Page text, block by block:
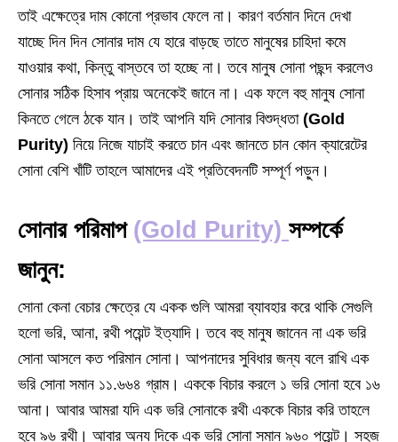
তাই এক্ষেত্রে দাম কোনো প্রভাব ফেলে না। কারণ বর্তমান দিনে দেখা
যাচ্ছে দিন দিন সোনার দাম যে হারে বাড়ছে তাতে মানুষের চাহিদা কমে
যাওয়ার কথা, কিন্তু বাস্তবে তা হচ্ছে না। তবে মানুষ সোনা পছন্দ করলেও
সোনার সঠিক হিসাব প্রায় অনেকেই জানে না। এক ফলে বহু মানুষ সোনা
কিনতে গেলে ঠকে যান। তাই আপনি যদি সোনার বিশুদ্ধতা (Gold
Purity) নিয়ে নিজে যাচাই করতে চান এবং জানতে চান কোন ক্যারেটের
সোনা বেশি খাঁটি তাহলে আমাদের এই প্রতিবেদনটি সম্পূর্ণ পড়ুন।
সোনার পরিমাপ (Gold Purity) সম্পর্কে
জানুন:
সোনা কেনা বেচার ক্ষেত্রে যে একক গুলি আমরা ব্যাবহার করে থাকি সেগুলি
হলো ভরি, আনা, রথী পয়েন্ট ইত্যাদি। তবে বহু মানুষ জানেন না এক ভরি
সোনা আসলে কত পরিমান সোনা। আপনাদের সুবিধার জন্য বলে রাখি এক
ভরি সোনা সমান ১১.৬৬৪ গ্রাম। এককে বিচার করলে ১ ভরি সোনা হবে ১৬
আনা। আবার আমরা যদি এক ভরি সোনাকে রথী এককে বিচার করি তাহলে
হবে ৯৬ রথী। আবার অন্য দিকে এক ভরি সোনা সমান ৯৬০ পয়েন্ট। সহজ